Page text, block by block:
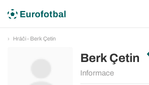
Hráči - Berk Çetin
Berk Çetin
Informace